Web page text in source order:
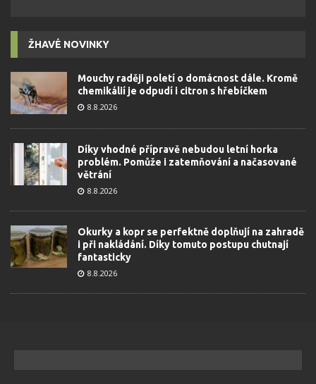
ŽHAVÉ NOVINKY
Mouchy raději poletí o domácnost dále. Kromě
chemikálií je odpudí i citron s hřebíčkem
8.8.2026
Díky vhodné přípravě nebudou letní horka
problém. Pomůže i zatemňování a načasované
větrání
8.8.2026
Okurky a kopr se perfektně doplňují na zahradě
i při nakládání. Díky tomuto postupu chutnají
fantasticky
8.8.2026